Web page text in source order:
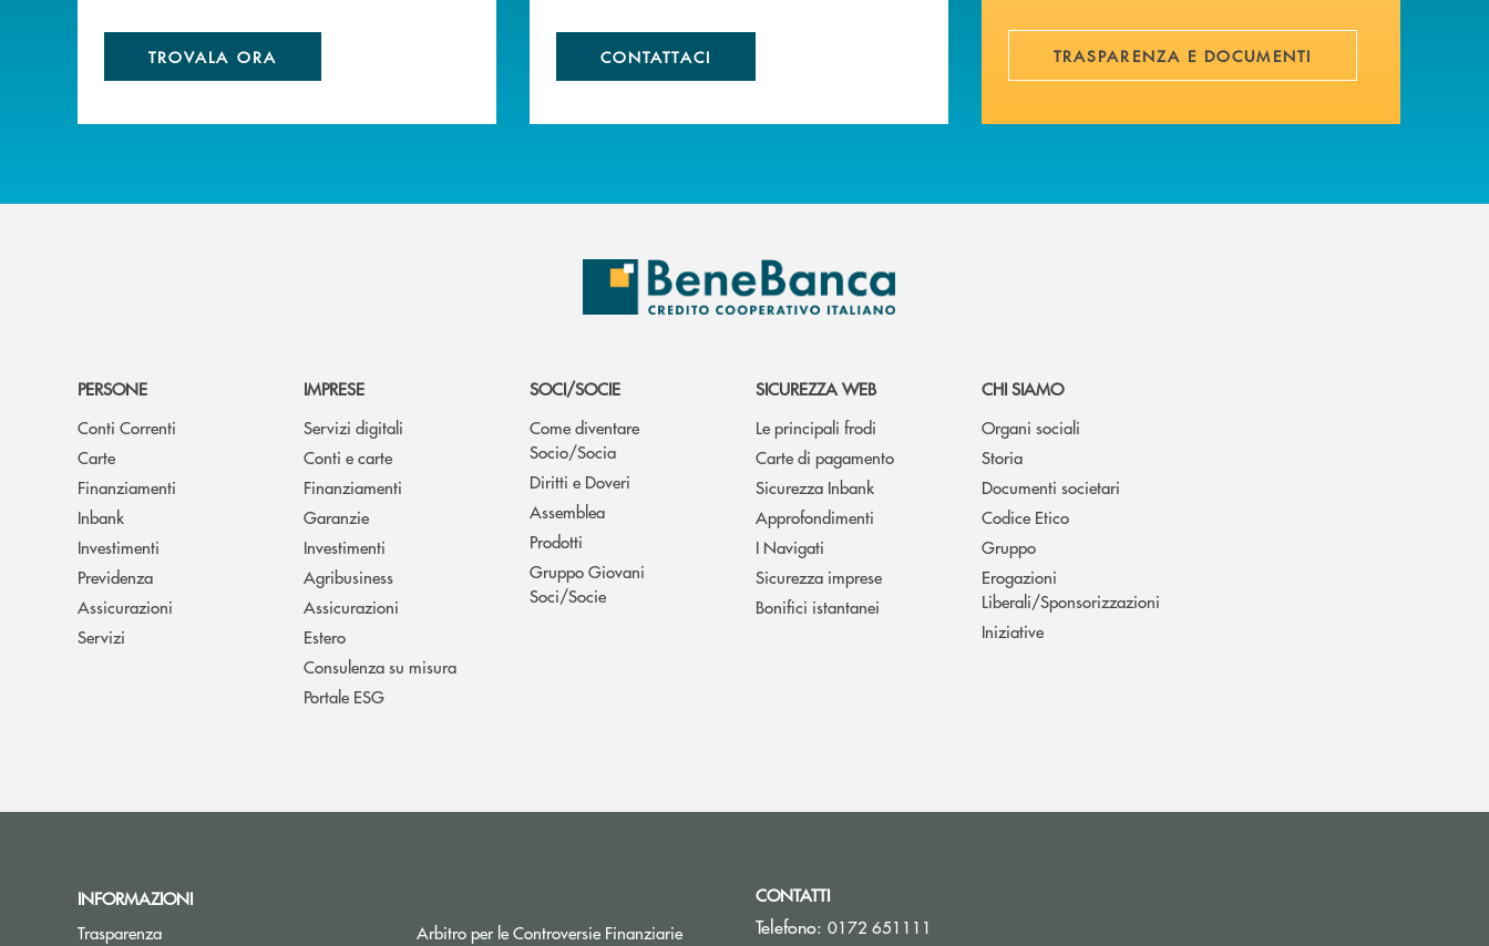
TROVALA ORA CONTATTACI TRASPARENZA E DOCUMENTI
PERSONE
Conti Correnti
Carte
Finanziamenti
Inbank
Investimenti
Previdenza
Assicurazioni
Servizi
IMPRESE
Servizi digitali
Conti e carte
Finanziamenti
Garanzie
Investimenti
Agribusiness
Assicurazioni
Estero
Consulenza su misura
Portale ESG
SOCI/SOCIE
Come diventare
Socio/Socia
Diritti e Doveri
Assemblea
Prodotti
Gruppo Giovani
Soci/Socie
SICUREZZA WEB
Le principali frodi
Carte di pagamento
Sicurezza Inbank
Approfondimenti
I Navigati
Sicurezza imprese
Bonifici istantanei
CHI SIAMO
Organi sociali
Storia
Documenti societari
Codice Etico
Gruppo
Erogazioni
Liberali/Sponsorizzazioni
Iniziative
INFORMAZIONI
Trasparenza
Arbitro per le Controversie FinanziarieApre una nuova finestra
CONTATTI
Telefono: 0172 651111